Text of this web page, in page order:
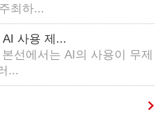
최하...
사용 제...
선에서는 AI의 사용이 무제
...